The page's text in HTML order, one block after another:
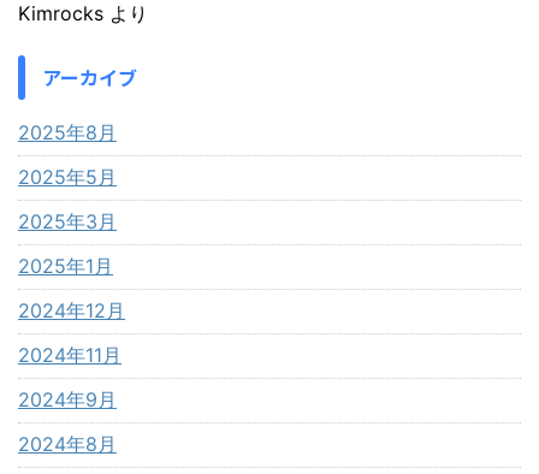
Kimrocks より
アーカイブ
2025年8月
2025年5月
2025年3月
2025年1月
2024年12月
2024年11月
2024年9月
2024年8月